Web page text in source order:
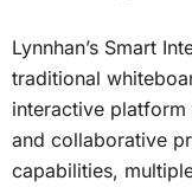
Lynnhan’s Smart
traditional
interactive
and collaborative
capabilities,